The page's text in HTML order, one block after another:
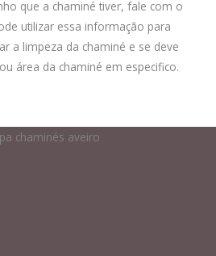
que a chaminé tiver, fale com o
utilizar essa informação para
a limpeza da chaminé e se deve
área da chaminé em especifico.